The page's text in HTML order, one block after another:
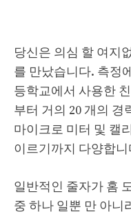
당신은 의심 할 여지
를 만났습니다. 측정
등학교에서 사용한
부터 거의 20 개의
마이크로 미터 및 캘
이르기까지 다양합니
일반적인 줄자가 홈
중 하나 일뿐 만 아니